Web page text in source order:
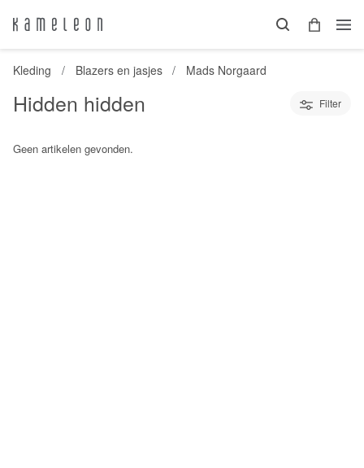
Kleding Blazers en jasjes Mads Norgaard
Hidden hidden Filter
Geen artikelen gevonden.